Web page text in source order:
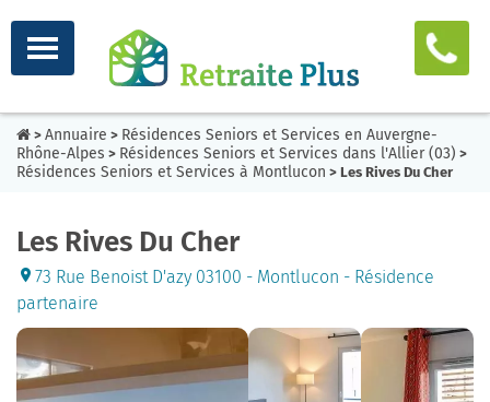
> Annuaire > Résidences Seniors et Services en Auvergne-
Rhône-Alpes > Résidences Seniors et Services dans l'Allier (03) >
Résidences Seniors et Services à Montlucon > Les Rives Du Cher
Les Rives Du Cher
73 Rue Benoist D'azy 03100 - Montlucon - Résidence
partenaire